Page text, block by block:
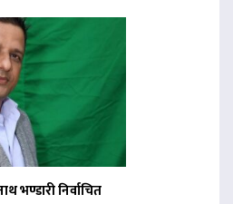
भण्डारी निर्वाचित